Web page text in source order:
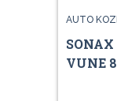
AUTO
VUNE